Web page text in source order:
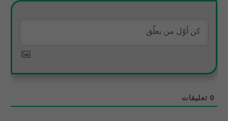
0 تعليقات